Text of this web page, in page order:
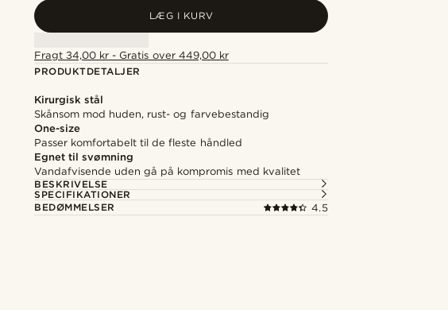
LÆG I KURV
Fragt 34,00 kr - Gratis over 449,00 kr
PRODUKTDETALJER
Kirurgisk stål
Skånsom mod huden, rust- og farvebestandig
One-size
Passer komfortabelt til de fleste håndled
Egnet til svømning
Vandafvisende uden gå på kompromis med kvalitet
BESKRIVELSE
SPECIFIKATIONER
BEDØMMELSER
4.5